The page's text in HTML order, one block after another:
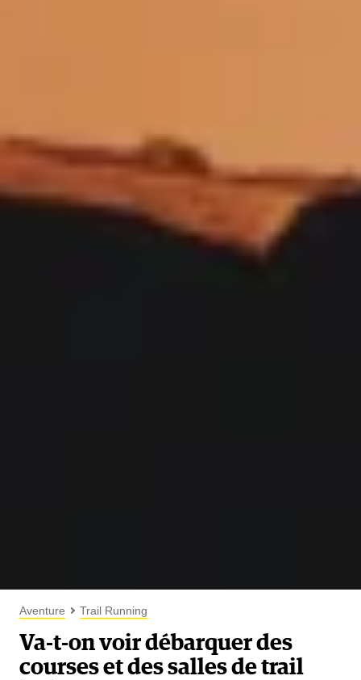
Aventure Trail Running
Va-t-on voir débarquer des
courses et des salles de trail